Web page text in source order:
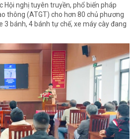
Hội nghị tuyên truyền, phổ biến pháp
thông (ATGT) cho hơn 80 chủ phương
3 bánh, 4 bánh tự chế, xe máy cày đang